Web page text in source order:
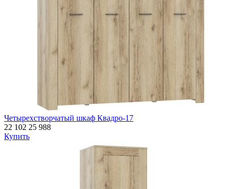
Четырехстворчатый шкаф Квадро-17
22 102 25 988
Купить